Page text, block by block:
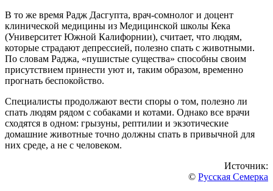
В то же время Радж Дасгупта, врач-сомнолог и доцент
клинической медицины из Медицинской школы Кека
(Университет Южной Калифорнии), считает, что людям,
которые страдают депрессией, полезно спать с животными.
По словам Раджа, «пушистые существа» способны своим
присутствием принести уют и, таким образом, временно
прогнать беспокойство.
Специалисты продолжают вести споры о том, полезно ли
спать людям рядом с собаками и котами. Однако все врачи
сходятся в одном: грызуны, рептилии и экзотические
домашние животные точно должны спать в привычной для
них среде, а не с человеком.
Источник:
© Русская Семерка